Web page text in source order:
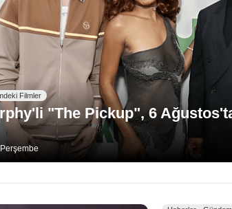
Filmler
"The Pickup", 6